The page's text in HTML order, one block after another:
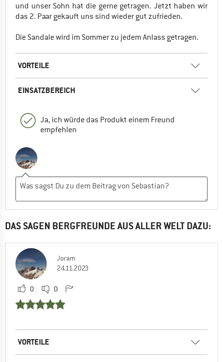
und unser Sohn hat die gerne getragen. Jetzt haben wir
das 2. Paar gekauft uns sind wieder gut zufrieden.
Die Sandale wird im Sommer zu jedem Anlass getragen.
VORTEILE
EINSATZBEREICH
Ja, ich würde das Produkt einem Freund
empfehlen
DAS SAGEN BERGFREUNDE AUS ALLER WELT DAZU:
Joram
24.11.2023
0 0
VORTEILE